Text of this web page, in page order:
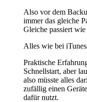
Also vor dem
immer das gleiche
Gleiche passiert
Alles wie bei
Praktische
Schnellstart, aber
also müsste alles
zufällig einen
dafür nutzt.